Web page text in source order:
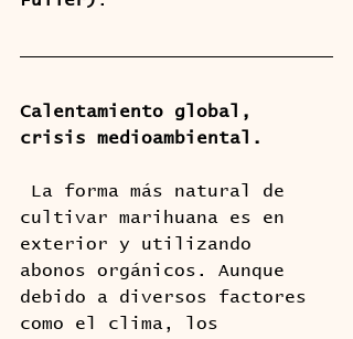
Calentamiento global,
crisis medioambiental.
cultivar marihuana es en
exterior y utilizando
abonos orgánicos. Aunque
debido a diversos factores
como el clima, los